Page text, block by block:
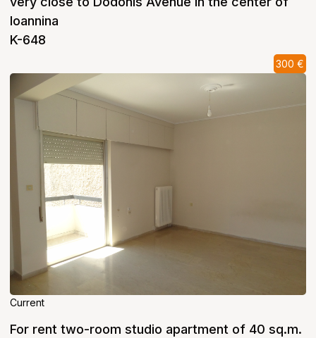
Ioannina
K-648
300 €
Current
For rent two-room studio apartment of 40 sq.m.